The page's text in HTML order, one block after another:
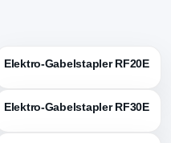
Elektro-Gabelstapler RF20E
Elektro-Gabelstapler RF30E